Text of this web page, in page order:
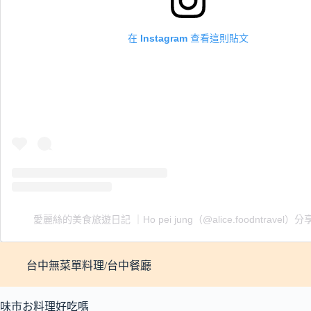
在 Instagram 查看這則貼文
愛麗絲的美食旅遊日記 ｜Ho pei jung（@alice.foodntravel）分
台中無菜單料理/台中餐廳
味市お料理好吃嗎